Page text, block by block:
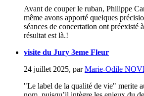
Avant de couper le ruban, Philippe
même avons apporté quelques
séances de concertation ont préexisté
résultat est là.!
visite du Jury 3eme Fleur
24 juillet 2025, parMarie-Odile
"Le label de la qualité de vie" merite